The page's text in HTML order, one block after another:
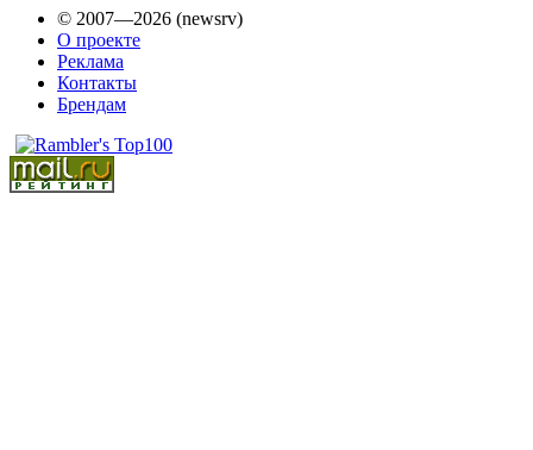
© 2007—2026 (newsrv)
О проекте
Реклама
Контакты
Брендам